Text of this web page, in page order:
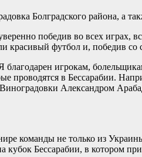
Болградского района, а
победив во всех играх,
футбол и, победив со
игрокам,
в Бессарабии.
Александром
команды не только из
кубок Бессарабии, в котором